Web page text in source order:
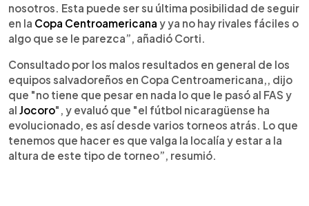
nosotros. Esta puede ser su última posibilidad de seguir
en la Copa Centroamericana y ya no hay rivales fáciles o
algo que se le parezca”, añadió Corti.
Consultado por los malos resultados en general de los
equipos salvadoreños en Copa Centroamericana,, dijo
que "no tiene que pesar en nada lo que le pasó al FAS y
al Jocoro", y evaluó que "el fútbol nicaragüense ha
evolucionado, es así desde varios torneos atrás. Lo que
tenemos que hacer es que valga la localía y estar a la
altura de este tipo de torneo”, resumió.